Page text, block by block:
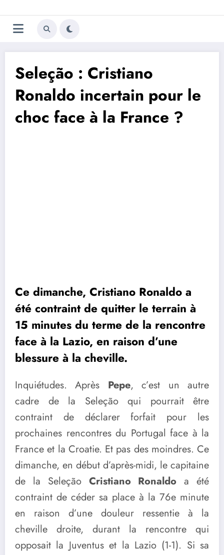
au
contenu
Trivela
L'actualité du football
Seleção : Cristiano
Ronaldo incertain pour le
choc face à la France ?
Ce dimanche, Cristiano Ronaldo a
été contraint de quitter le terrain à
15 minutes du terme de la rencontre
face à la Lazio, en raison d’une
blessure à la cheville.
Inquiétudes. Après Pepe, c’est un autre
cadre de la Seleção qui pourrait être
contraint de déclarer forfait pour les
prochaines rencontres du Portugal face à la
France et la Croatie. Et pas des moindres. Ce
dimanche, en début d’après-midi, le capitaine
de la Seleção Cristiano Ronaldo a été
contraint de céder sa place à la 76e minute
en raison d’une douleur ressentie à la
cheville droite, durant la rencontre qui
opposait la Juventus et la Lazio (1-1). Si sa